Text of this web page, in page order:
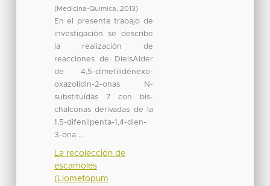
(Medicina-Quimica 2013)
En el presente trabajo de
investigación se describe
la realización de
reacciones de DielsAlder
de 4,5-dimetilidénexo-
oxazolidin-2-onas N-
substituídas 7 con bis-
chalconas derivadas de la
1,5-difenilpenta-1,4-dien-
3-ona ...
La recolección de
escamoles
(Liometopum